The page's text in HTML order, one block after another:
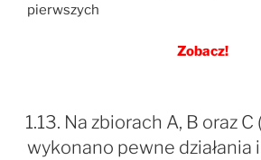
pierwszych
Zobacz!
1.13. Na zbiorach A, B oraz C
wykonano pewne działania